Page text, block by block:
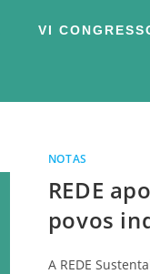
VI
NOTAS
REDE
povos
A REDE